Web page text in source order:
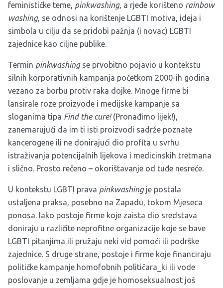
feminističke teme, pinkwashing, a rjeđe korišteno rainbow
washing, se odnosi na korištenje LGBTI motiva, ideja i
simbola u cilju da se pridobi pažnja (i novac) LGBTI
zajednice kao ciljne publike.
Termin pinkwashingse prvobitno pojavio u kontekstu
silnih korporativnih kampanja početkom 2000-ih godina
vezano za borbu protiv raka dojke. Mnoge firme bi
lansirale roze proizvode i medijske kampanje sa
sloganima tipa Find the cure!(Pronađimo lijek!),
zanemarujući da im ti isti proizvodi sadrže poznate
kancerogene ili ne donirajući dio profita u svrhu
istraživanja potencijalnih lijekova i medicinskih tretmana
i slično. Prosto rečeno – okorištavanje od tuđe nesreće.
U kontekstu LGBTI prava pinkwashingje postala
ustaljena praksa, posebno na Zapadu, tokom Mjeseca
ponosa. Iako postoje firme koje zaista dio sredstava
doniraju u različite neprofitne organizacije koje se bave
LGBTI pitanjima ili pružaju neki vid pomoći ili podrške
zajednice. S druge strane, postoje i firme koje financiraju
političke kampanje homofobnih političara_ki ili vode
poslovanje u zemljama gdje je homoseksualnost još